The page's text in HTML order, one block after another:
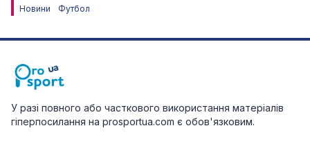
Новини
Футбол
У разі повного або часткового використання матеріалів
гіперпосилання на prosportua.com є обов'язковим.